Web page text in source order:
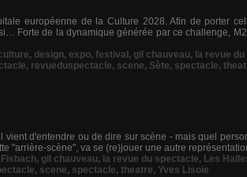
européenne de la Culture 2028. Afin de porter
Forte de la dynamique générée par ce challenge,
, design, expo, festival , gil chauveau, la revue
, revueduspectacle, scene, Sète, spectacle,
d'entendre ou de dire sur scène - mais quel
"arrière-scène", va se (re)jouer une autre
, gil chauveau, la revue du spectacle, Les
, scene, spectacle, theatre, Yves Lisoie